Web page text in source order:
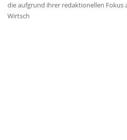
die aufgrund ihrer redaktionellen Fokus
Wirtsch